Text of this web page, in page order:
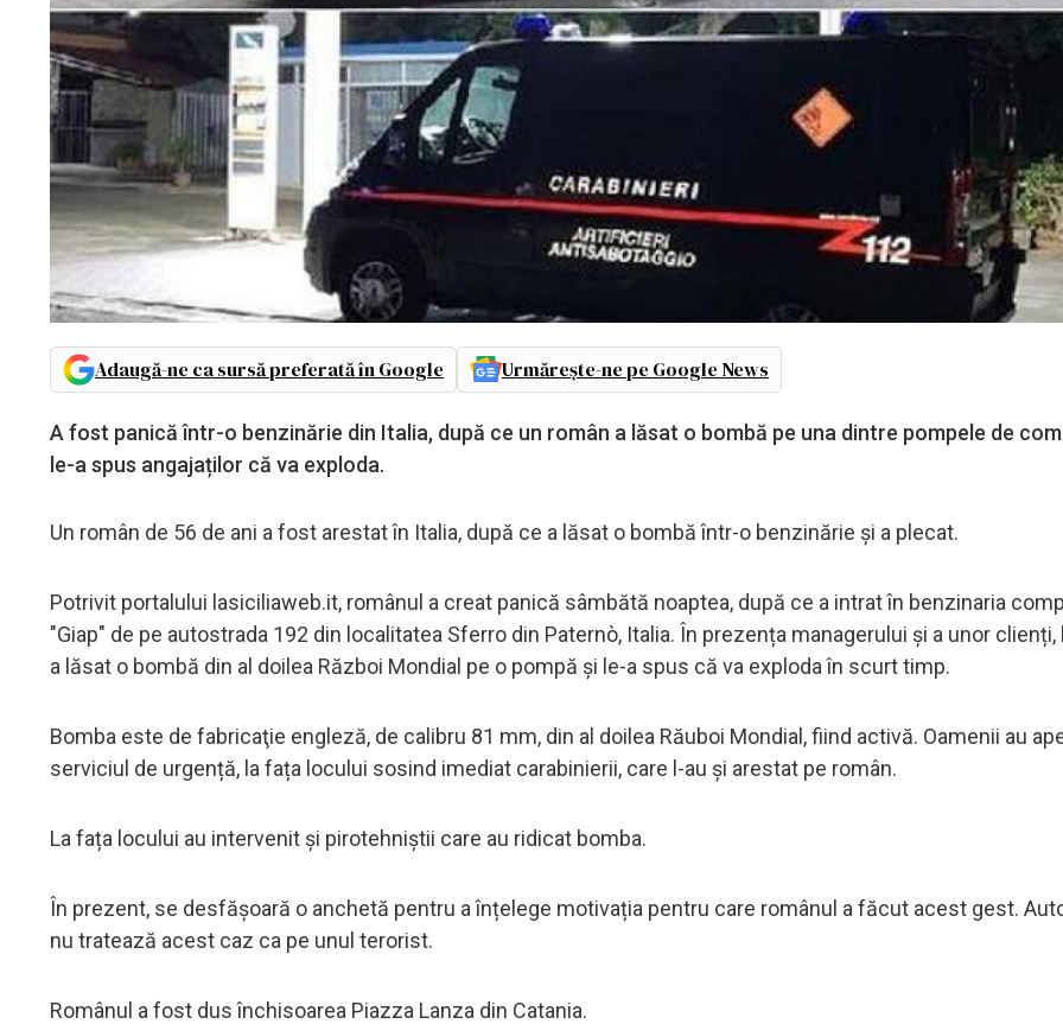
Adaugă-ne ca sursă preferată în Google Urmărește-ne pe Google News
A fost panică într-o benzinărie din Italia, după ce un român a lăsat o bombă pe una dintre pompele de
le-a spus angajaților că va exploda.
Un român de 56 de ani a fost arestat în Italia, după ce a lăsat o bombă într-o benzinărie și a plecat.
Potrivit portalului lasiciliaweb.it, românul a creat panică sâmbătă noaptea, după ce a intrat în benzinaria
"Giap" de pe autostrada 192 din localitatea Sferro din Paternò, Italia. În prezența managerului și a unor clienți,
a lăsat o bombă din al doilea Război Mondial pe o pompă şi le-a spus că va exploda în scurt timp.
Bomba este de fabricaţie engleză, de calibru 81 mm, din al doilea Răuboi Mondial, fiind activă. Oamenii au
serviciul de urgență, la fața locului sosind imediat carabinierii, care l-au și arestat pe român.
La fața locului au intervenit și pirotehniştii care au ridicat bomba.
În prezent, se desfășoară o anchetă pentru a înțelege motivația pentru care românul a făcut acest gest.
nu tratează acest caz ca pe unul terorist.
Românul a fost dus închisoarea Piazza Lanza din Catania.